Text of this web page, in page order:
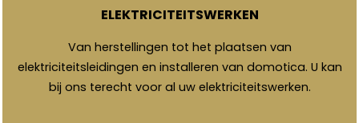
ELEKTRICITEITSWERKEN
Van herstellingen tot het plaatsen van
elektriciteitsleidingen en installeren van domotica. U kan
bij ons terecht voor al uw elektriciteitswerken.